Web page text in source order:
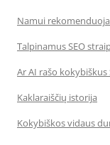
Namui
Talpinamus SEO
Ar AI rašo
Kaklaraiščių istorija
Kokybiškos vidaus